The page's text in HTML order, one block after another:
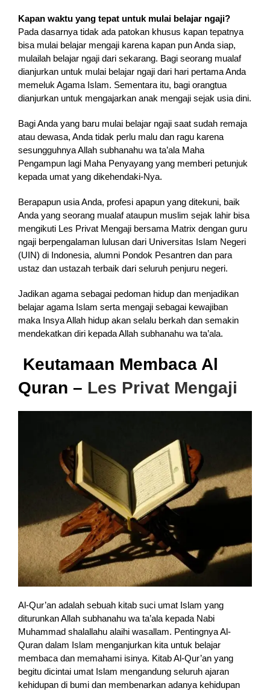
Kapan waktu yang tepat untuk mulai belajar ngaji?
Pada dasarnya tidak ada patokan khusus kapan tepatnya
bisa mulai belajar mengaji karena kapan pun Anda siap,
mulailah belajar ngaji dari sekarang. Bagi seorang mualaf
dianjurkan untuk mulai belajar ngaji dari hari pertama Anda
memeluk Agama Islam. Sementara itu, bagi orangtua
dianjurkan untuk mengajarkan anak mengaji sejak usia dini.
Bagi Anda yang baru mulai belajar ngaji saat sudah remaja
atau dewasa, Anda tidak perlu malu dan ragu karena
sesungguhnya Allah subhanahu wa ta’ala Maha
Pengampun lagi Maha Penyayang yang memberi petunjuk
kepada umat yang dikehendaki-Nya.
Berapapun usia Anda, profesi apapun yang ditekuni, baik
Anda yang seorang mualaf ataupun muslim sejak lahir bisa
mengikuti Les Privat Mengaji bersama Matrix dengan guru
ngaji berpengalaman lulusan dari Universitas Islam Negeri
(UIN) di Indonesia, alumni Pondok Pesantren dan para
ustaz dan ustazah terbaik dari seluruh penjuru negeri.
Jadikan agama sebagai pedoman hidup dan menjadikan
belajar agama Islam serta mengaji sebagai kewajiban
maka Insya Allah hidup akan selalu berkah dan semakin
mendekatkan diri kepada Allah subhanahu wa ta’ala.
Keutamaan Membaca Al
Quran – Les Privat Mengaji
Al-Qur’an adalah sebuah kitab suci umat Islam yang
diturunkan Allah subhanahu wa ta’ala kepada Nabi
Muhammad shalallahu alaihi wasallam. Pentingnya Al-
Quran dalam Islam menganjurkan kita untuk belajar
membaca dan memahami isinya. Kitab Al-Qur’an yang
begitu dicintai umat Islam mengandung seluruh ajaran
kehidupan di bumi dan membenarkan adanya kehidupan